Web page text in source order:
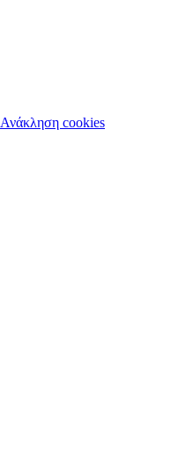
Ανάκληση cookies